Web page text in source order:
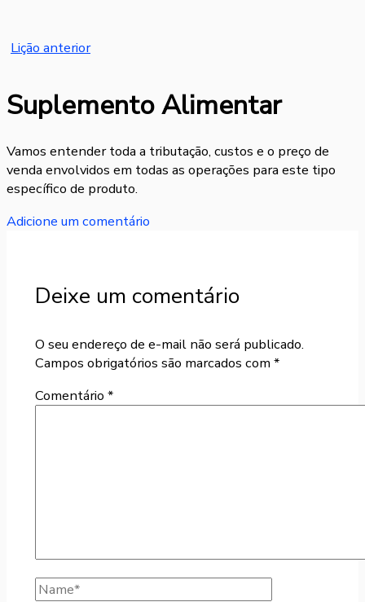
Lição anterior
Suplemento Alimentar
Vamos entender toda a tributação, custos e o preço de
venda envolvidos em todas as operações para este tipo
específico de produto.
Adicione um comentário
Deixe um comentário
O seu endereço de e-mail não será publicado.
Campos obrigatórios são marcados com*
Comentário*